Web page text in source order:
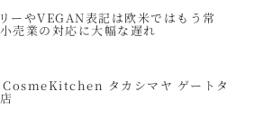
ーやVEGAN表記は欧米ではもう常
売業の対応に大幅な遅れ
タカシマヤ ゲートタ